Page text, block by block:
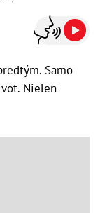
Samo
Nielen